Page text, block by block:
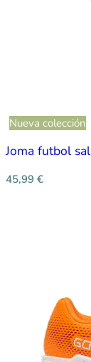
Nueva colección
Joma futbol
45,99 €